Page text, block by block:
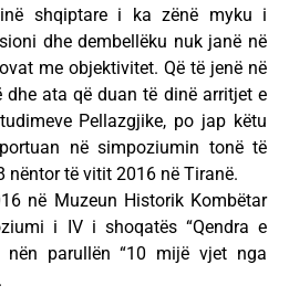
shqiptare i ka zënë myku i
dhe dembellëku nuk janë në
me objektivitet. Që të jenë në
ata që duan të dinë arritjet e
Pellazgjike, po jap këtu
në simpoziumin tonë të
nëntor të vitit 2016 në Tiranë.
në Muzeun Historik Kombëtar
i IV i shoqatës “Qendra e
nën parullën “10 mijë vjet nga